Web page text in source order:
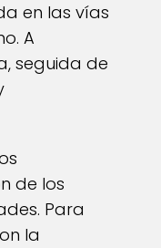
en las vías
A
seguida de
de los
Para
la